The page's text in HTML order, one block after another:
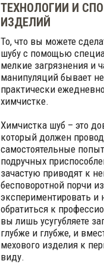
ТЕХНОЛОГИИ И
ИЗДЕЛИЙ
То, что вы можете
шубу с помощью
мелкие загрязнения и
манипуляций бывает
практически
химчистке.
Химчистка шуб – это
который должен
самостоятельные
подручных
зачастую приводят к
бесповоротной порчи
экспериментировать и
обратиться к
вы лишь усугубляете
глубже и глубже, и
мехового изделия к
виду.